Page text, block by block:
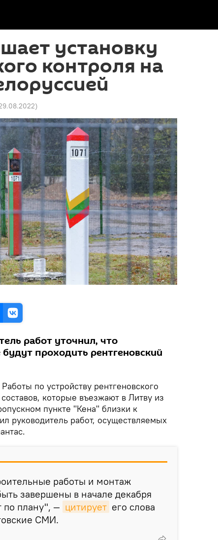
установку
контроля на
)
работ уточнил, что
проходить рентгеновский
Работы по устройству рентгеновского
которые въезжают в Литву из
пункте "Кена" близки к
руководитель работ, осуществляемых
работы и монтаж
завершены в начале декабря
по плану", — цитирует его слова
СМИ.